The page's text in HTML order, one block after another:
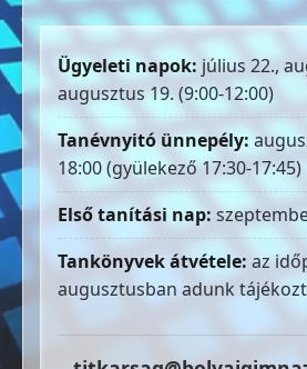
Ügyeleti napok: július 22.,
augusztus 19. (9:00-12:00)
Tanévnyitó ünnepély:
18:00 (gyülekező 17:30-17:45)
Első tanítási nap:
Tankönyvek átvétele: az
augusztusban adunk